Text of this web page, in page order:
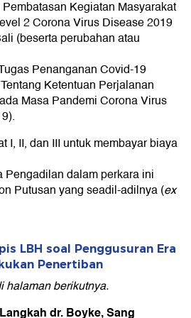
Kegiatan Masyarakat
2 Corona Virus Disease 2019
(beserta perubahan atau
Penanganan Covid-19
Ketentuan Perjalanan
Masa Pandemi Corona Virus
I, II, dan III untuk membayar biaya
dalam perkara ini
Putusan yang seadil-adilnya (ex
LBH soal Penggusuran Era
Penertiban
halaman berikutnya.
dr. Boyke, Sang